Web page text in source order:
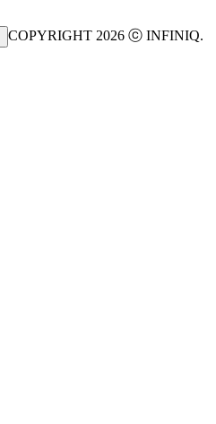
COPYRIGHT 2026 ⓒ INFINIQ.